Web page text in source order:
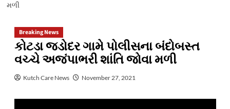
મળી
Breaking News
કોટડા જડોદર ગામે પોલીસના બંદોબસ્ત
વચ્ચે અજંપાભરી શાંતિ જોવા મળી
Kutch Care News November 27, 2021